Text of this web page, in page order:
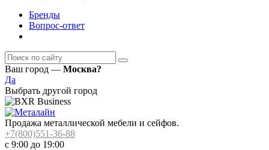
Бренды
Вопрос-ответ
Ваш город — Москва?
Да
Выбрать другой город
Продажа металлической мебели и сейфов.
+7(800)551-36-88
с 9:00 до 19:00